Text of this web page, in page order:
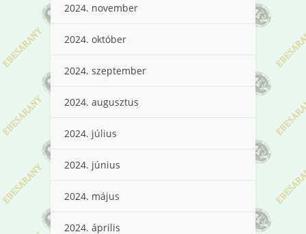
2024. november
2024. október
2024. szeptember
2024. augusztus
2024. július
2024. június
2024. május
2024. április